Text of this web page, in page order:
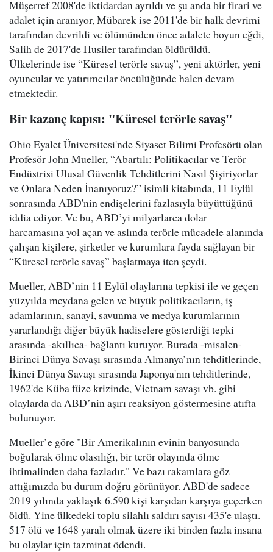
Müşerref 2008'de iktidardan ayrıldı ve şu anda bir firari ve
adalet için aranıyor, Mübarek ise 2011'de bir halk devrimi
tarafından devrildi ​​ve ölümünden önce adalete boyun eğdi,
Salih de 2017'de Husiler tarafından öldürüldü.
Ülkelerinde ise “Küresel terörle savaş”, yeni aktörler, yeni
oyuncular ve yatırımcılar öncülüğünde halen devam
etmektedir.
Bir kazanç kapısı: "Küresel terörle savaş"
Ohio Eyalet Üniversitesi'nde Siyaset Bilimi Profesörü olan
Profesör John Mueller, “Abartılı: Politikacılar ve Terör
Endüstrisi Ulusal Güvenlik Tehditlerini Nasıl Şişiriyorlar
ve Onlara Neden İnanıyoruz?” isimli kitabında, 11 Eylül
sonrasında ABD'nin endişelerini fazlasıyla büyüttüğünü
iddia ediyor. Ve bu, ABD’yi milyarlarca dolar
harcamasına yol açan ve aslında terörle mücadele alanında
çalışan kişilere, şirketler ve kurumlara fayda sağlayan bir
“Küresel terörle savaş” başlatmaya iten şeydi.
Mueller, ABD’nin 11 Eylül olaylarına tepkisi ile ve geçen
yüzyılda meydana gelen ve büyük politikacıların, iş
adamlarının, sanayi, savunma ve medya kurumlarının
yararlandığı diğer büyük hadiselere gösterdiği tepki
arasında -akıllıca- bağlantı kuruyor. Burada -misalen-
Birinci Dünya Savaşı sırasında Almanya’nın tehditlerinde,
İkinci Dünya Savaşı sırasında Japonya'nın tehditlerinde,
1962'de Küba füze krizinde, Vietnam savaşı vb. gibi
olaylarda da ABD’nin aşırı reaksiyon göstermesine atıfta
bulunuyor.
Mueller’e göre "Bir Amerikalının evinin banyosunda
boğularak ölme olasılığı, bir terör olayında ölme
ihtimalinden daha fazladır." Ve bazı rakamlara göz
attığımızda bu durum doğru görünüyor. ABD'de sadece
2019 yılında yaklaşık 6.590 kişi karşıdan karşıya geçerken
öldü. Yine ülkedeki toplu silahlı saldırı sayısı 435'e ulaştı.
517 ölü ve 1648 yaralı olmak üzere iki binden fazla insana
bu olaylar için tazminat ödendi.